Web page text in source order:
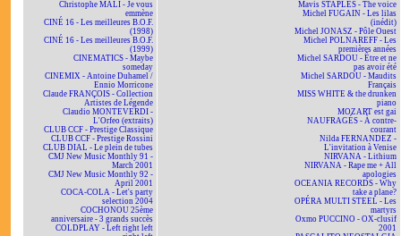
Christophe MALI - Je vous
emmène
CINÉ 16 - Les meilleures B.O.F.
(1998)
CINÉ 16 - Les meilleures B.O.F.
(1999)
CINEMATICS - Maybe
someday
CINEMIX - Antoine Duhamel /
Ennio Morricone
Claude FRANÇOIS - Collection
Artistes de Légende
Claudio MONTEVERDI -
L'Orfeo (extraits)
CLUB CCF - Prestige Classique
CLUB CCF - Prestige Rossini
CLUB DIAL - Le plein de tubes
CMJ New Music Monthly 91 -
March 2001
CMJ New Music Monthly 92 -
April 2001
COCA-COLA - Let's party
selection 2004
COCHONOU 25ème
anniversaire - 3 grands succès
COLDPLAY - Left right left
Mavis STAPLES - The voice
Michel FUGAIN - Les lilas
(inédit)
Michel JONASZ - Pôle Ouest
Michel POLNAREFF - Les
premières années
Michel SARDOU - Être et ne
pas avoir été
Michel SARDOU - Maudits
Français
MISS WHITE & the drunken
piano
MOZART est gai
NAUFRAGÉS - À contre-
courant
Nilda FERNANDEZ -
L'invitation à Venise
NIRVANA - Lithium
NIRVANA - Rape me + All
apologies
OCEANIA RECORDS - Why
take a plane?
OPÉRA MULTI STEEL - Les
martyrs
Oxmo PUCCINO - OX-clusif
2001